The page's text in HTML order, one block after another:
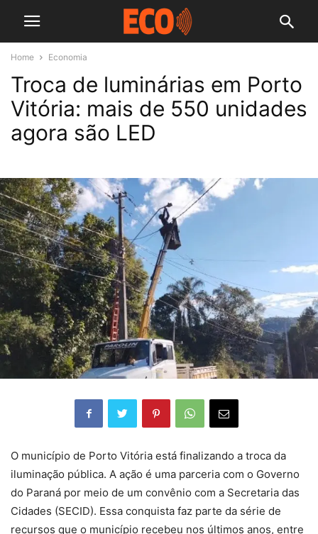
Home Economia
Troca de luminárias em Porto
Vitória: mais de 550 unidades
agora são LED
O município de Porto Vitória está finalizando a troca da
iluminação pública. A ação é uma parceria com o Governo
do Paraná por meio de um convênio com a Secretaria das
Cidades (SECID). Essa conquista faz parte da série de
recursos que o município recebeu nos últimos anos, entre